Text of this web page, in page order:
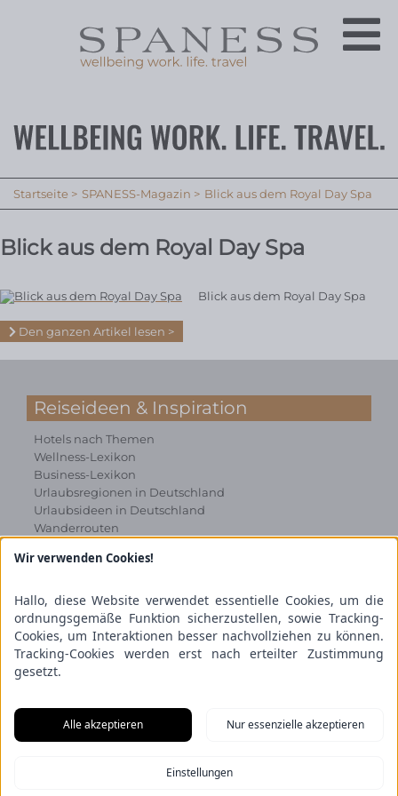
Startseite SPANESS-Magazin Blick aus dem Royal Day Spa
Blick aus dem Royal Day Spa
Blick aus dem Royal Day Spa
Den ganzen Artikel lesen
Reiseideen & Inspiration
Hotels nach Themen
Wellness-Lexikon
Business-Lexikon
Urlaubsregionen in Deutschland
Urlaubsideen in Deutschland
Wanderrouten
Kooperation & Zusammenarbeit
Kundenbereich
Presse
Über uns
Kooperation/Zusammenarbeit
Service/Partner
Rechtliches
Wir verwenden Cookies!
Hallo, diese Website verwendet essentielle Cookies, um die
ordnungsgemäße Funktion sicherzustellen, sowie Tracking-
Cookies, um Interaktionen besser nachvollziehen zu können.
Tracking-Cookies werden erst nach erteilter Zustimmung
gesetzt.
Alle akzeptieren Nur essenzielle akzeptieren
Einstellungen